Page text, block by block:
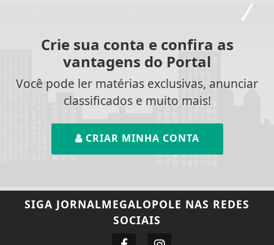
Crie sua conta e confira as
vantagens do Portal
Você pode ler matérias exclusivas, anunciar
classificados e muito mais!
CRIAR MINHA CONTA
SIGA JORNALMEGALOPOLE NAS REDES
SOCIAIS